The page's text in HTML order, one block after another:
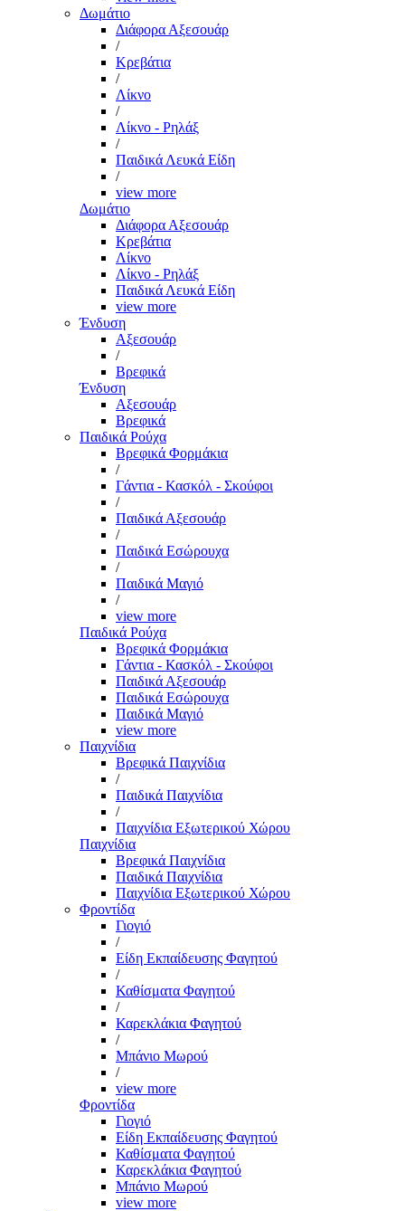
Δωμάτιο
Διάφορα Αξεσουάρ
/
Κρεβάτια
/
Λίκνο
/
Λίκνο - Ρηλάξ
/
Παιδικά Λευκά Είδη
/
view more
Δωμάτιο
Διάφορα Αξεσουάρ
Κρεβάτια
Λίκνο
Λίκνο - Ρηλάξ
Παιδικά Λευκά Είδη
view more
Ένδυση
Αξεσουάρ
/
Βρεφικά
Ένδυση
Αξεσουάρ
Βρεφικά
Παιδικά Ρούχα
Βρεφικά Φορμάκια
/
Γάντια - Κασκόλ - Σκούφοι
/
Παιδικά Αξεσουάρ
/
Παιδικά Εσώρουχα
/
Παιδικά Μαγιό
/
view more
Παιδικά Ρούχα
Βρεφικά Φορμάκια
Γάντια - Κασκόλ - Σκούφοι
Παιδικά Αξεσουάρ
Παιδικά Εσώρουχα
Παιδικά Μαγιό
view more
Παιχνίδια
Βρεφικά Παιχνίδια
/
Παιδικά Παιχνίδια
/
Παιχνίδια Εξωτερικού Χώρου
Παιχνίδια
Βρεφικά Παιχνίδια
Παιδικά Παιχνίδια
Παιχνίδια Εξωτερικού Χώρου
Φροντίδα
Γιογιό
/
Είδη Εκπαίδευσης Φαγητού
/
Καθίσματα Φαγητού
/
Καρεκλάκια Φαγητού
/
Μπάνιο Μωρού
/
view more
Φροντίδα
Γιογιό
Είδη Εκπαίδευσης Φαγητού
Καθίσματα Φαγητού
Καρεκλάκια Φαγητού
Μπάνιο Μωρού
view more